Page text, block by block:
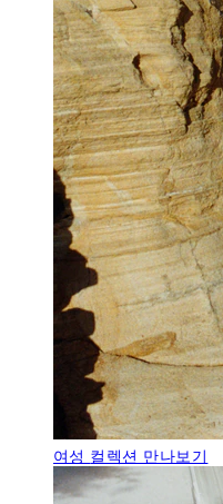
여성 컬렉션 만나보기